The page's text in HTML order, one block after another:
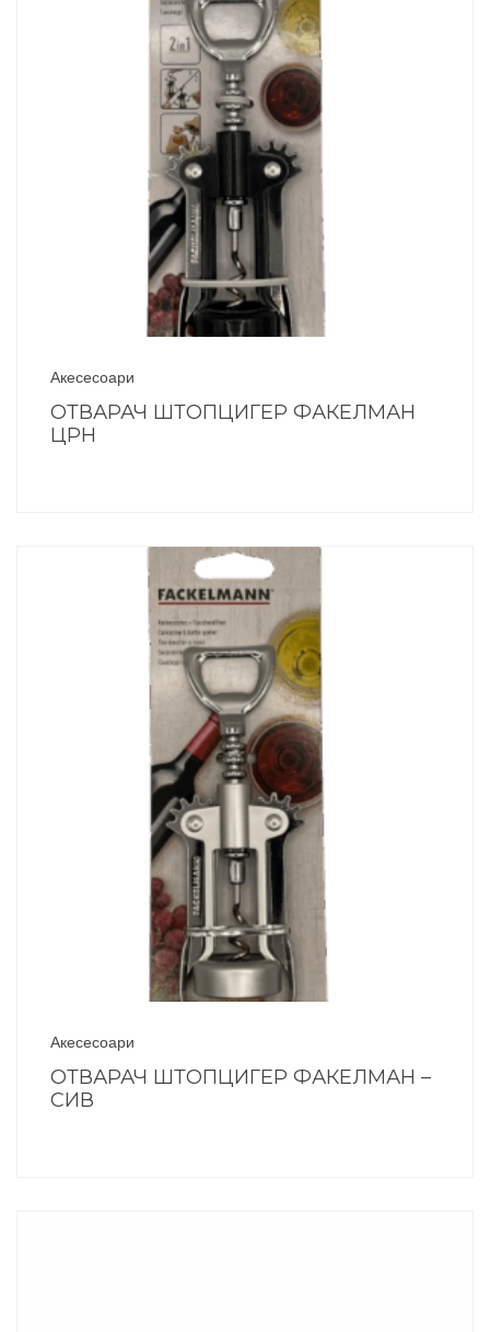
Акесесоари
ОТВАРАЧ ШТОПЦИГЕР ФАКЕЛМАН
ЦРН
Акесесоари
ОТВАРАЧ ШТОПЦИГЕР ФАКЕЛМАН –
СИВ